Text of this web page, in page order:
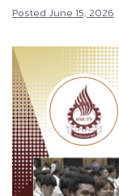
Posted June 15, 2026